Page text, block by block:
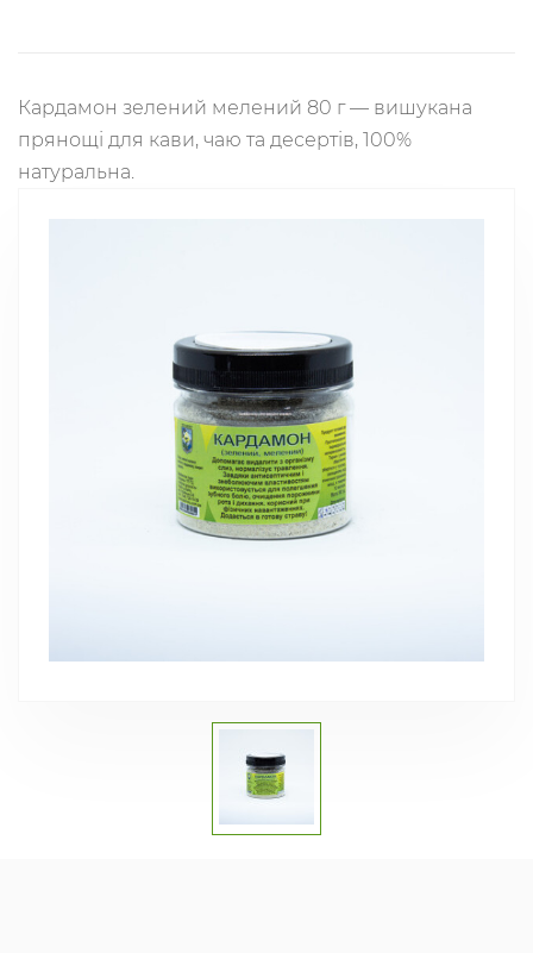
Кардамон зелений мелений 80 г — вишукана
прянощі для кави, чаю та десертів, 100%
натуральна.